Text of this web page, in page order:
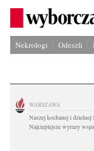
Nekrologi Odeszli
WARSZAWA
Naszej kochanej i
Najcieplejsze wyrazy